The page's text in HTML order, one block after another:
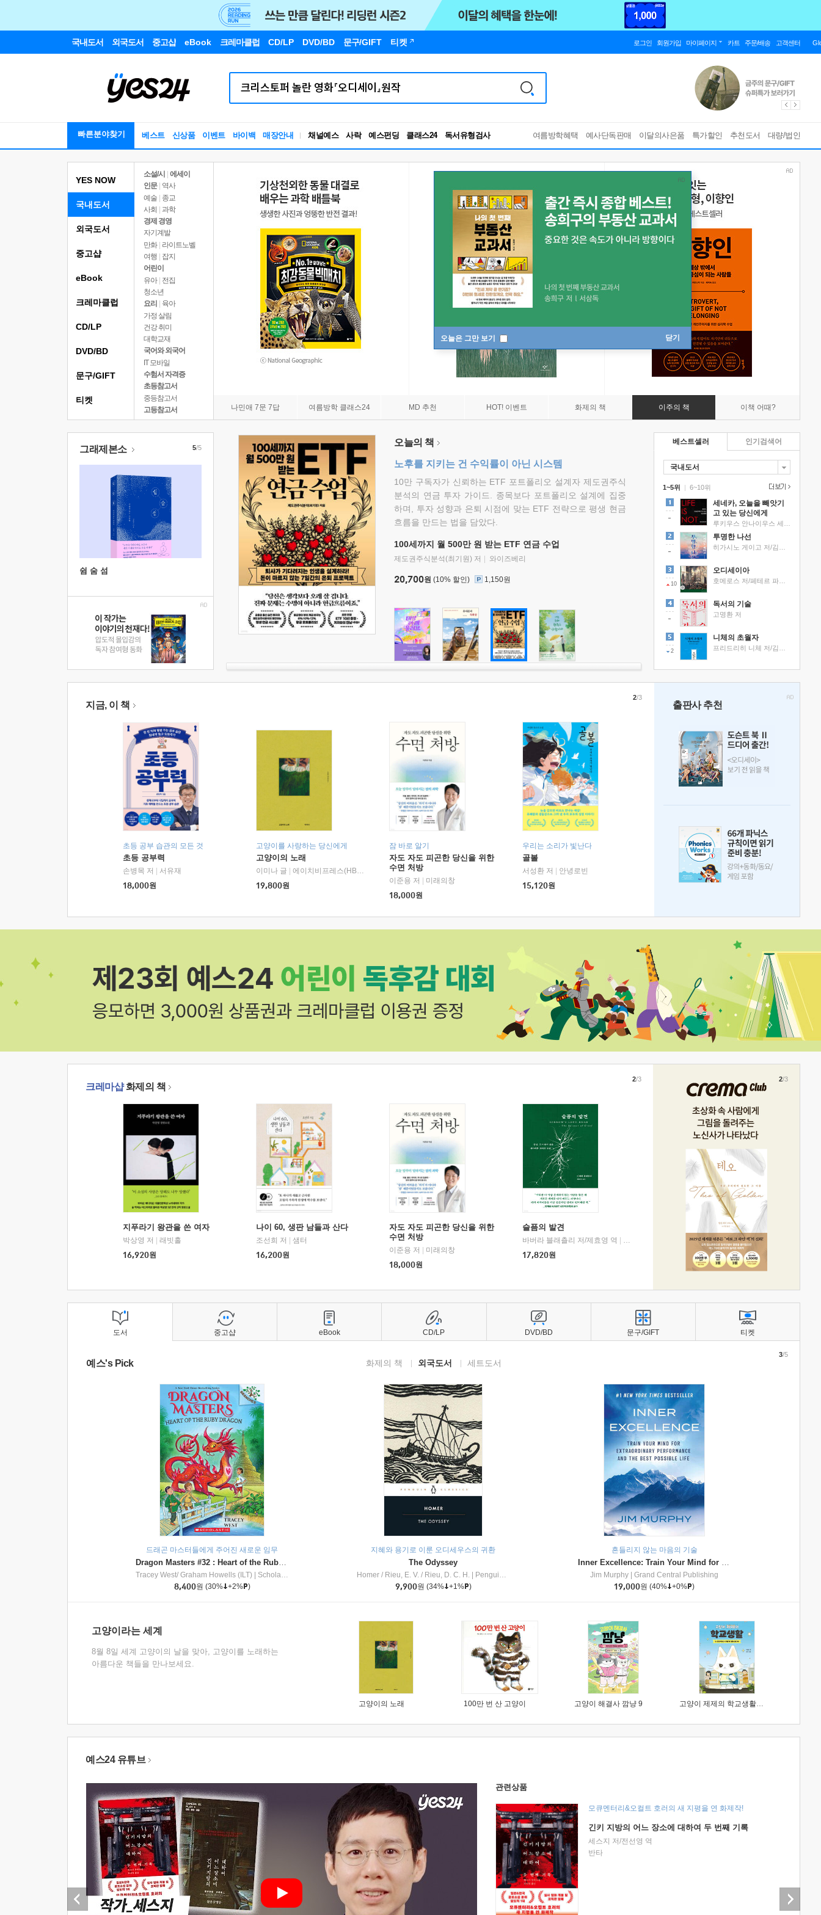
국내도서 외국도서 중고샵 eBook 크레마클럽 CD/LP DVD/BD 문구/GIFT 티켓 로그인 회원가입 마이페이지 카트 주문/배송 고객센터
빠른분야찾기 베스트 신상품 이벤트 바이백 매장안내 채널예스 사락 예스펀딩 클래스24
독서유형검사
RBTI Lab
독서유형검사
여름방학혜택 예사단독판매 이달의사은품 특가할인 추천도서 대량/법인
오늘은 그만 보기 닫기
YES NOW
국내도서
소설/시
에세이
인문
역사
예술 | 종교
사회 | 과학
경제 경영
자기계발
만화 | 라이트노벨
여행
잡지
어린이
유아 | 전집
청소년
요리
육아
가정 살림
건강 취미
대학교재
국어와 외국어
IT 모바일
수험서 자격증
초등참고서
중등참고서
고등참고서
나민애 7문 7답 여름방학 클래스24 MD 추천 HOT! 이벤트 화제의 책 이주의 책 이책 어때?
외국도서
중고샵
eBook
크레마클럽
CD/LP
DVD/BD
문구/GIFT
티켓
그래제본소
쉼 숨 섬
5/5 오늘의 책
노후를 지키는 건 수익률이 아닌 시스템
10만 구독자가 신뢰하는 ETF 포트폴리오 설계자 제도권주식
분석의 연금 투자 가이드. 종목보다 포트폴리오 설계에 집중
하며, 투자 성향과 은퇴 시점에 맞는 ETF 전략으로 평생 현금
흐름을 만드는 법을 담았다.
100세까지 월 500만 원 받는 ETF 연금 수업
제도권주식분석(최기원) 저 와이즈베리
20,700원 (10% 할인) 1,150원
베스트셀러
국내도서
1~5위 |
세네카, 오늘을 빼앗기
고 있는 당신에게
투명한 나선
10
오디세이아
독서의 기술
고명환 저
2
니체의 초월자
6~10위
인기검색어
지금, 이 책
초등 공부 습관의 모든 것
초등 공부력
손병목 저
서유재
18,000원
고양이를 사랑하는 당신에게
고양이의 노래
이미나 글
에이치비프레스(HBPRESS)
19,800원
잠 바로 알기
자도 자도 피곤한 당신을 위한
수면 처방
이준용 저
미래의창
18,000원
우리는 소리가 빛난다
골볼
서성환 저
안녕로빈
15,120원
2/3
출판사 추천
크레마샵화제의 책
지푸라기 왕관을 쓴 여자
박상영 저
래빗홀
16,920원
나이 60, 생판 남들과 산다
조선희 저
샘터
16,200원
자도 자도 피곤한 당신을 위한
수면 처방
이준용 저
미래의창
18,000원
슬픔의 발견
바버라 블래츨리 저/제효영 역
디플롯
17,820원
2/3 2/3
도서
예스's Pick 화제의 책 외국도서 세트도서
드래곤 마스터들에게 주어진 새로운 임무
Dragon Masters #32 : Heart of the Ruby Dragon (A Branches Book)
Tracey West/ Graham Howells (ILT)
Scholastic Inc
8,400원 (30% +2% )
지혜와 용기로 이룬 오디세우스의 귀환
The Odyssey
Homer / Rieu, E. V. / Rieu, D. C. H.
Penguin Group
9,900원 (34% +1% )
흔들리지 않는 마음의 기술
Inner Excellence: Train Your Mind for Extraordinary Performance and the Best Possible Life
Jim Murphy
Grand Central Publishing
19,000원 (40% +0% )
3/5
고양이라는 세계
8월 8일 세계 고양이의 날을 맞아, 고양이를 노래하는
아름다운 책들을 만나보세요.
고양이의 노래 100만 번 산 고양이 고양이 해결사 깜냥 9 고양이 제제의 학교생활 1 : 초등학생이 이렇게 힘들 줄이야
중고샵 eBook CD/LP DVD/BD 문구/GIFT 티켓
예스24 유튜브
관련상품
모큐멘터리&오컬트 호러의 새 지평을 연 화제작!
긴키 지방의 어느 장소에 대하여 두 번째 기록
세스지 저/전선영 역
반타